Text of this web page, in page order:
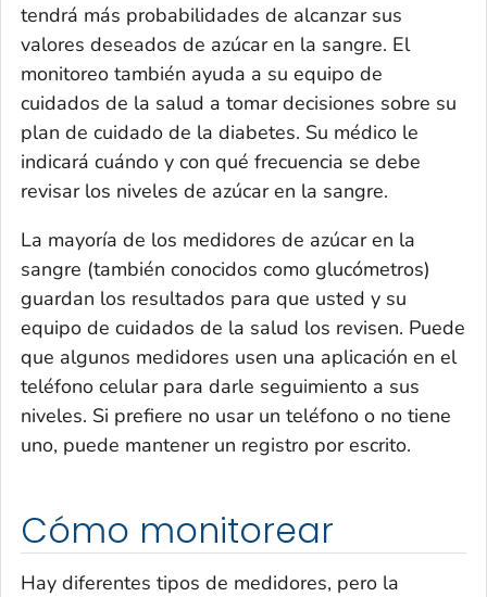
tendrá más probabilidades de alcanzar sus
valores deseados de azúcar en la sangre. El
monitoreo también ayuda a su equipo de
cuidados de la salud a tomar decisiones sobre su
plan de cuidado de la diabetes. Su médico le
indicará cuándo y con qué frecuencia se debe
revisar los niveles de azúcar en la sangre.
La mayoría de los medidores de azúcar en la
sangre (también conocidos como glucómetros)
guardan los resultados para que usted y su
equipo de cuidados de la salud los revisen. Puede
que algunos medidores usen una aplicación en el
teléfono celular para darle seguimiento a sus
niveles. Si prefiere no usar un teléfono o no tiene
uno, puede mantener un registro por escrito.
Cómo monitorear
Hay diferentes tipos de medidores, pero la